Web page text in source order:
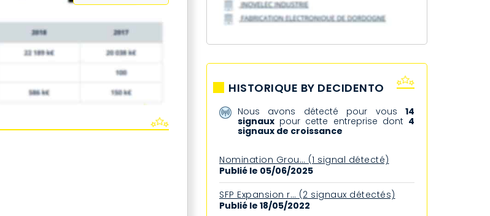
HISTORIQUE BY DECIDENTO
Nous avons détecté pour vous 14
signaux pour cette entreprise dont 4
signaux de croissance
Nomination Grou… (1 signal détecté)
Publié le 05/06/2025
SFP Expansion r… (2 signaux détectés)
Publié le 18/05/2022